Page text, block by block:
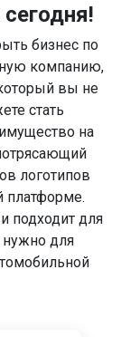
бизнес по
компанию,
вы не
стать
на
логотипов
платформе.
подходит для
нужно для